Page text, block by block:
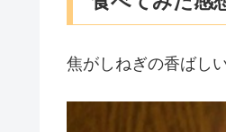
焦がしねぎの香ばし